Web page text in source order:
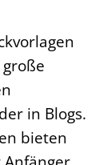
in Blogs.
bieten